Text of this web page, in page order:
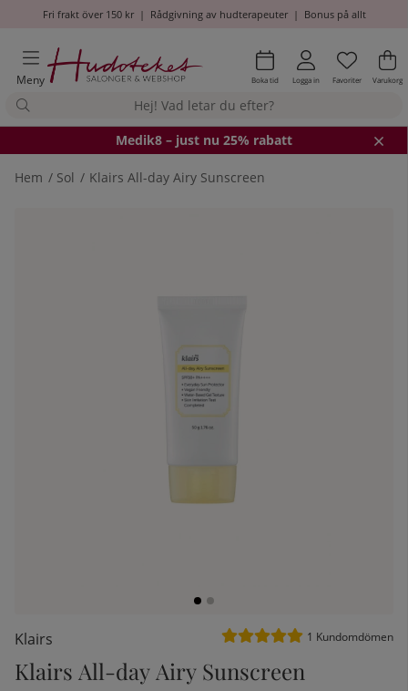
Fri frakt över 150 kr| Rådgivning av hudterapeuter| Bonus på allt
Meny Boka tid Logga in Antal i
.
Favoriter .
Varukorg
Medik8 – just nu 25% rabatt
Hem Sol Klairs All-day Airy Sunscreen
Klairs Medelbetyg 5 av 5 Antal
1 Kundomdömen
Klairs All-day Airy Sunscreen